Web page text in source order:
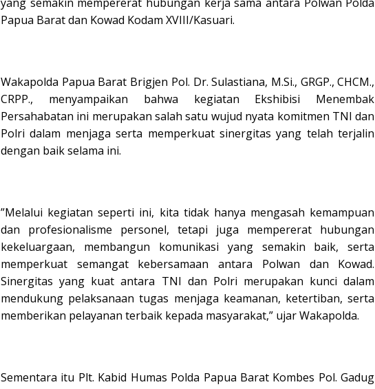
Papua Barat dan Kowad Kodam XVIII/Kasuari.
‎Wakapolda Papua Barat Brigjen Pol. Dr. Sulastiana, M.Si., GRGP., CHCM.,
CRPP., menyampaikan bahwa kegiatan Ekshibisi Menembak
Persahabatan ini merupakan salah satu wujud nyata komitmen TNI dan
Polri dalam menjaga serta memperkuat sinergitas yang telah terjalin
dengan baik selama ini.
‎”Melalui kegiatan seperti ini, kita tidak hanya mengasah kemampuan
dan profesionalisme personel, tetapi juga mempererat hubungan
kekeluargaan, membangun komunikasi yang semakin baik, serta
memperkuat semangat kebersamaan antara Polwan dan Kowad.
Sinergitas yang kuat antara TNI dan Polri merupakan kunci dalam
mendukung pelaksanaan tugas menjaga keamanan, ketertiban, serta
memberikan pelayanan terbaik kepada masyarakat,” ujar Wakapolda.
‎Sementara itu Plt. Kabid Humas Polda Papua Barat Kombes Pol. Gadug